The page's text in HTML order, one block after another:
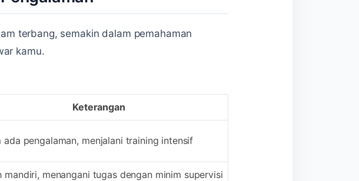
terbang, semakin dalam pemahaman
kamu.
Keterangan
ada pengalaman, menjalani training intensif
mandiri, menangani tugas dengan minim supervisi